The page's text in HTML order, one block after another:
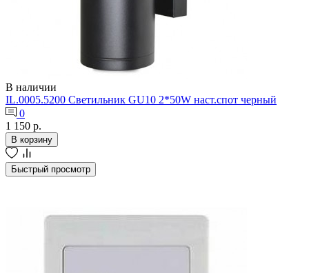
В наличии
IL.0005.5200 Светильник GU10 2*50W наст.спот черный
0
1 150 р.
В корзину
Быстрый просмотр